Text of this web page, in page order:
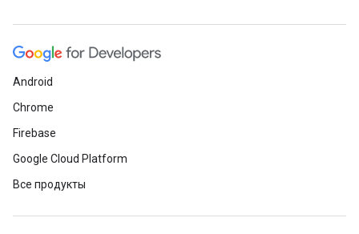
Android
Chrome
Firebase
Google Cloud Platform
Все продукты